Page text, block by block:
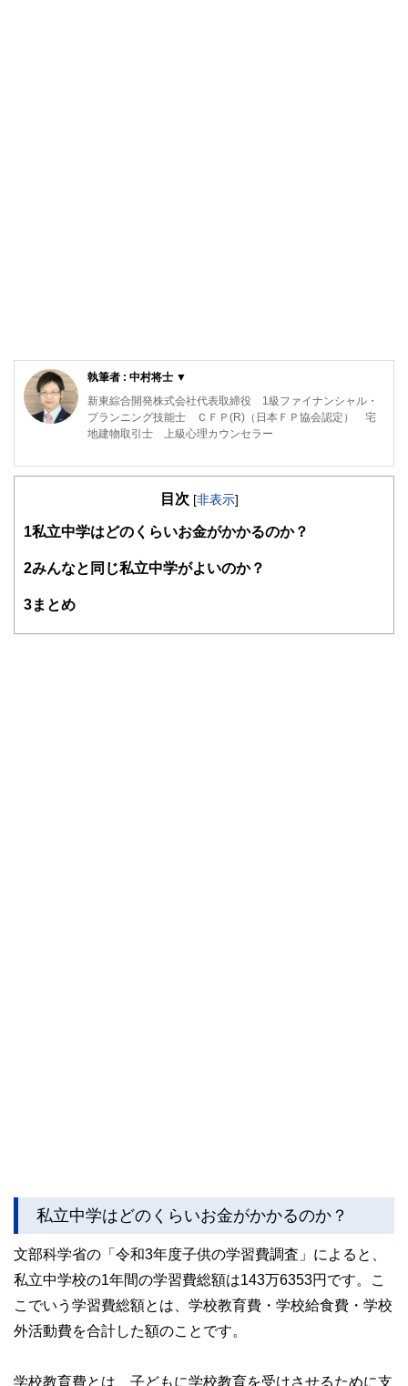
執筆者 : 中村将士 ▼
新東綜合開発株式会社代表取締役 1級ファイナンシャル・
プランニング技能士 ＣＦＰ(R)（日本ＦＰ協会認定） 宅
地建物取引士 上級心理カウンセラー
私がＦＰ相談を行うとき、一番優先していることは「あなた
大事にしていることは「楽しいかどうか」です。
ファイナンシャル・プランニングは、数字遊びであってはな
めて価値があるものです。私は、そういった気持ちを何より
目次 [非表示]
1 私立中学はどのくらいお金がかかるのか？
2みんなと同じ私立中学がよいのか？
3まとめ
私立中学はどのくらいお金がかかるのか？
文部科学省の「令和3年度子供の学習費調査」によると、
私立中学校の1年間の学習費総額は143万6353円です。こ
こでいう学習費総額とは、学校教育費・学校給食費・学校
外活動費を合計した額のことです。
学校教育費とは、子どもに学校教育を受けさせるために支